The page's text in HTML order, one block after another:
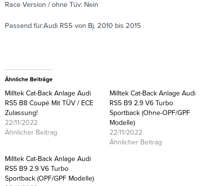
Race Version / ohne Tüv: Nein
Passend für:Audi RS5 von Bj. 2010 bis 2015
Ähnliche Beiträge
Milltek Cat-Back Anlage Audi
RS5 B8 Coupé Mit TÜV / ECE
Zulassung!
22/11/2022
Ähnlicher Beitrag
Milltek Cat-Back Anlage Audi
RS5 B9 2.9 V6 Turbo
Sportback (Ohne-OPF/GPF
Modelle)
22/11/2022
Ähnlicher Beitrag
Milltek Cat-Back Anlage Audi
RS5 B9 2.9 V6 Turbo
Sportback (OPF/GPF Modelle)